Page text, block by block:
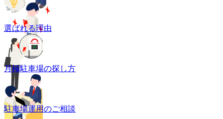
選ばれる理由
月極駐車場の探し方
駐車場運用のご相談